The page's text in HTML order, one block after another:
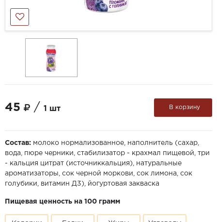
45 / 1 шт В корзину
Состав: молоко нормализованное, наполнитель (сахар,
вода, пюре черники, стабилизатор - крахмал пищевой, три
- кальция цитрат (источниккальция), натуральные
ароматизаторы, сок черной моркови, сок лимона, сок
голубики, витамин Д3), йогуртовая закваска
Пищевая ценность на 100 грамм